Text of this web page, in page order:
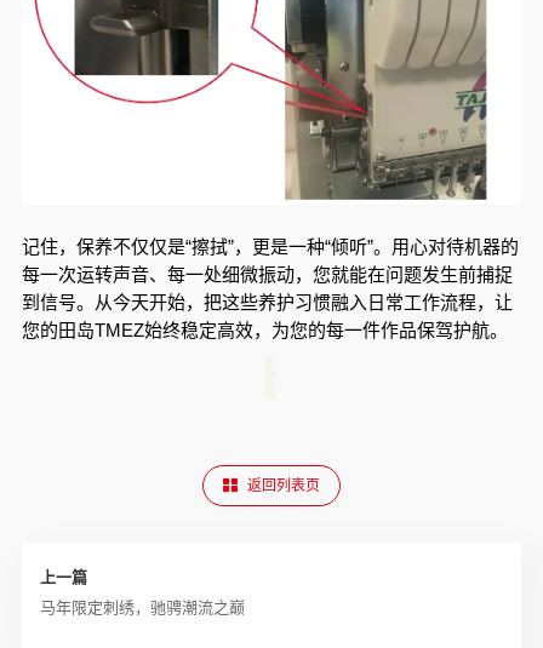
记住，保养不仅仅是“擦拭”，更是一种“倾听”。用心对待机器的
每一次运转声音、每一处细微振动，您就能在问题发生前捕捉
到信号。从今天开始，把这些养护习惯融入日常工作流程，让
您的田岛TMEZ始终稳定高效，为您的每一件作品保驾护航。
返回列表页
上一篇
马年限定刺绣，驰骋潮流之巅